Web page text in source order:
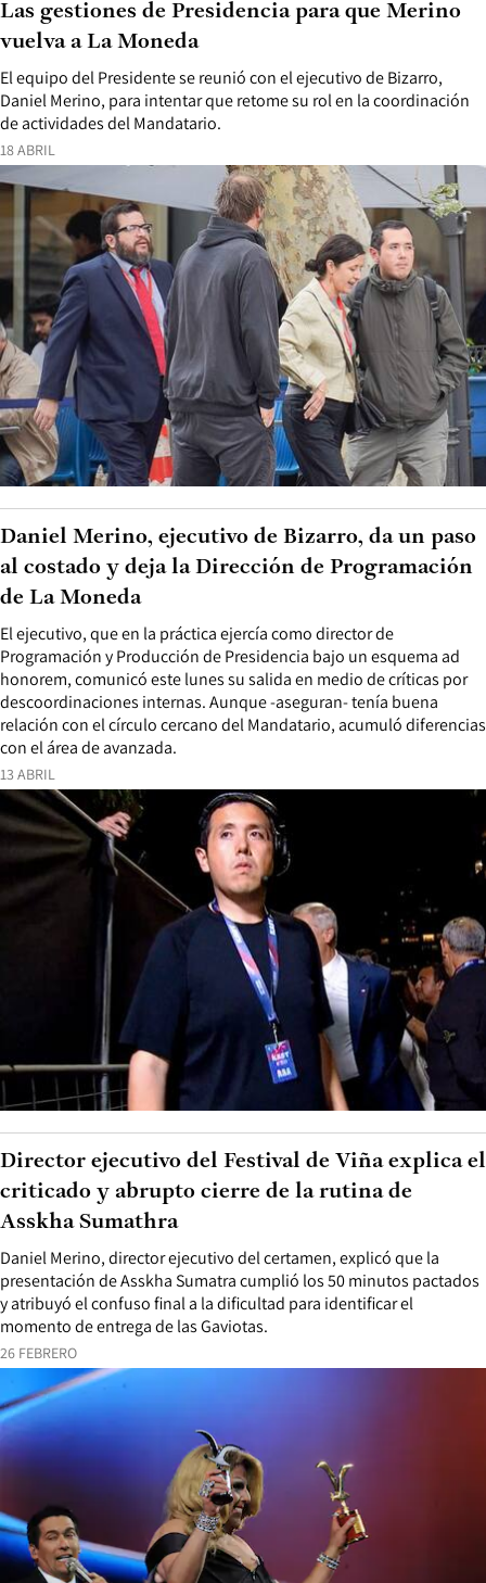
18 ABRIL
El equipo del Presidente se reunió con el ejecutivo de Bizarro,
Daniel Merino, para intentar que retome su rol en la coordinación
de actividades del Mandatario.
Las gestiones de Presidencia para que Merino
vuelva a La Moneda
13 ABRIL
El ejecutivo, que en la práctica ejercía como director de
Programación y Producción de Presidencia bajo un esquema ad
honorem, comunicó este lunes su salida en medio de críticas por
descoordinaciones internas. Aunque -aseguran- tenía buena
relación con el círculo cercano del Mandatario, acumuló diferencias
con el área de avanzada.
Daniel Merino, ejecutivo de Bizarro, da un paso
al costado y deja la Dirección de Programación
de La Moneda
26 FEBRERO
Daniel Merino, director ejecutivo del certamen, explicó que la
presentación de Asskha Sumatra cumplió los 50 minutos pactados
y atribuyó el confuso final a la dificultad para identificar el
momento de entrega de las Gaviotas.
Director ejecutivo del Festival de Viña explica el
criticado y abrupto cierre de la rutina de
Asskha Sumathra